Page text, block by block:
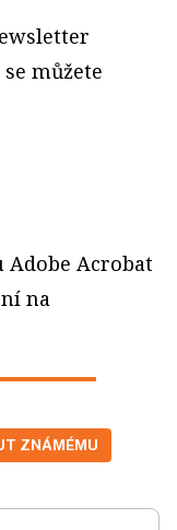
můžete
Acrobat
na
ZNÁMÉMU